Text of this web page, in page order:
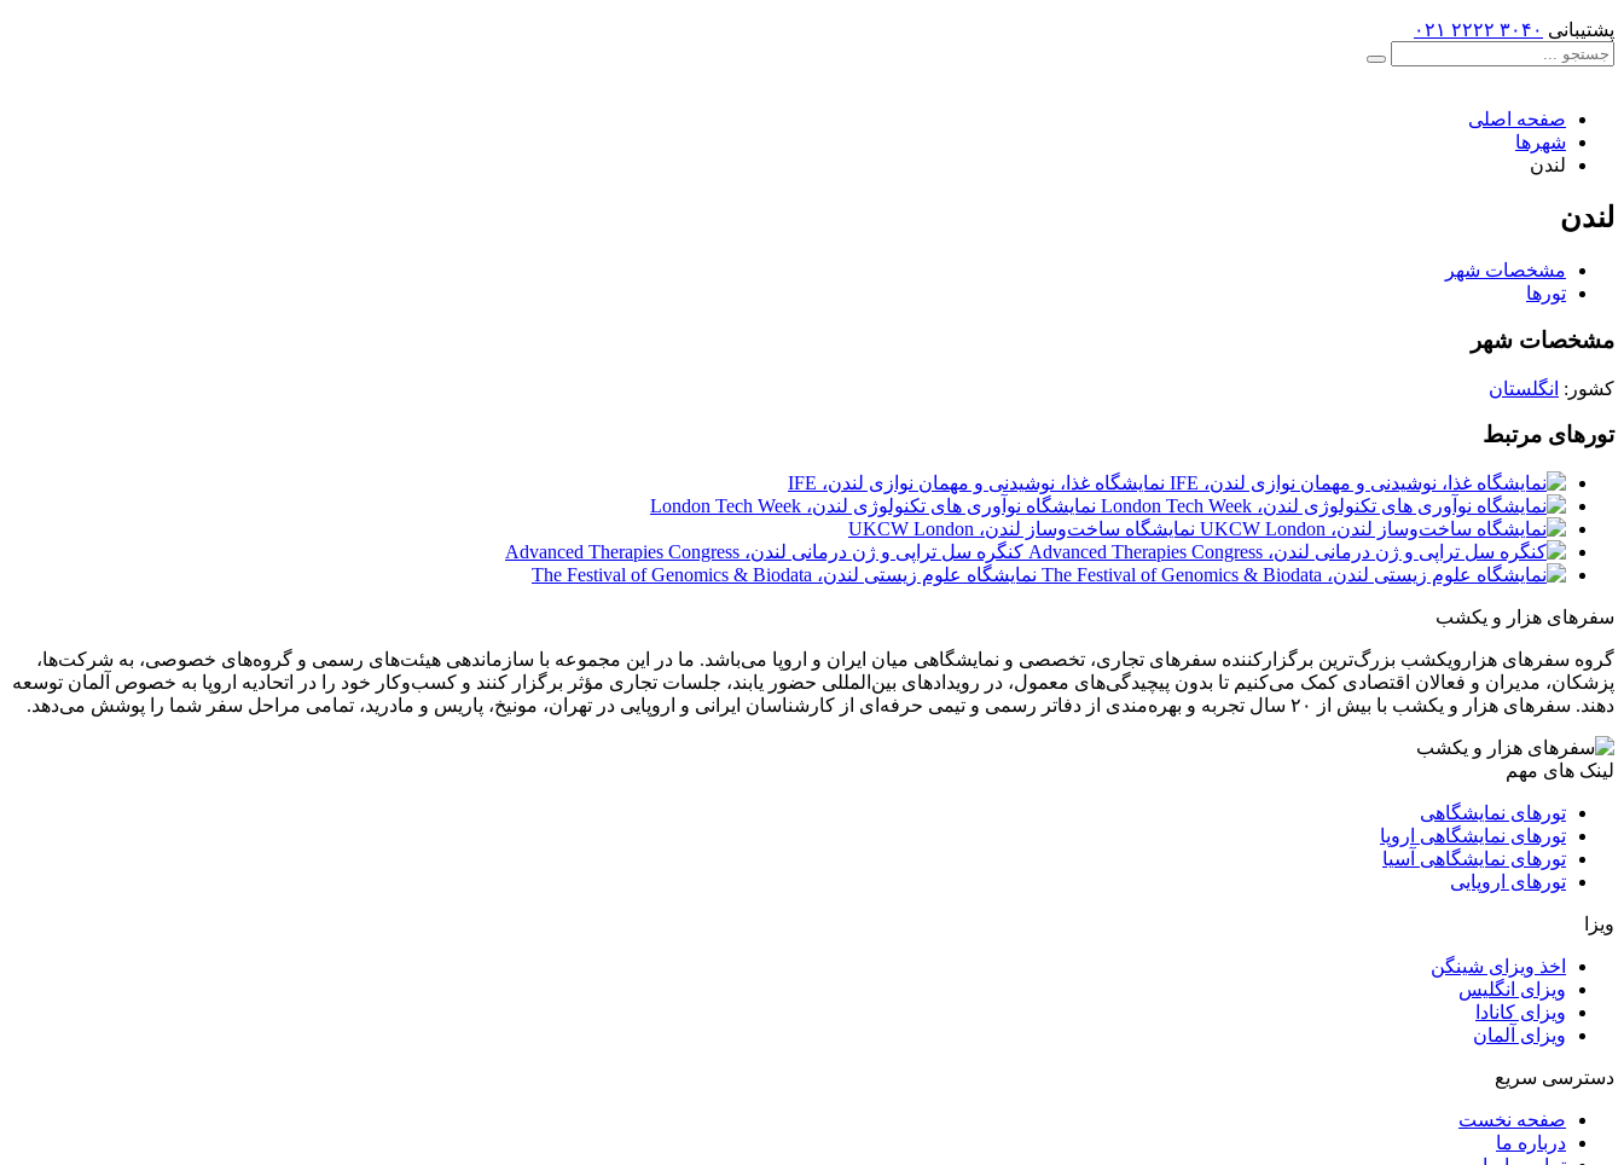
پشتیبانی ۳۰۴۰ ۲۲۲۲ ۰۲۱
صفحه اصلی
شهرها
لندن
لندن
مشخصات شهر
تورها
مشخصات شهر
کشور: انگلستان
تورهای مرتبط
نمایشگاه غذا، نوشیدنی و مهمان نوازی لندن، IFE
نمایشگاه نوآوری های تکنولوژی لندن، London Tech Week
نمایشگاه ساخت‌وساز لندن، UKCW London
کنگره سل تراپی و ژن درمانی لندن، Advanced Therapies Congress
نمایشگاه علوم زیستی لندن، The Festival of Genomics & Biodata
سفرهای هزار و یکشب
گروه سفرهای هزارویکشب بزرگ‌ترین برگزارکننده سفرهای تجاری، تخصصی و نمایشگاهی میان ایران و اروپا می‌باشد. ما در این مجموعه با سازماندهی هیئت‌های رسمی و گروه‌های خصوصی، به شرکت‌ها،
پزشکان، مدیران و فعالان اقتصادی کمک می‌کنیم تا بدون پیچیدگی‌های معمول، در رویدادهای بین‌المللی حضور یابند، جلسات تجاری مؤثر برگزار کنند و کسب‌وکار خود را در اتحادیه اروپا به خصوص آلمان توسعه
دهند. سفر‌های هزار و یکشب با بیش از ۲۰ سال تجربه و بهره‌مندی از دفاتر رسمی و تیمی حرفه‌ای از کارشناسان ایرانی و اروپایی در تهران، مونیخ، پاریس و مادرید، تمامی مراحل سفر شما را پوشش می‌دهد.
لینک های مهم
تورهای نمایشگاهی
تورهای نمایشگاهی اروپا
تورهای نمایشگاهی آسیا
تورهای اروپایی
ویزا
اخذ ویزای شینگن
ویزای انگلیس
ویزای کانادا
ویزای آلمان
دسترسی سریع
صفحه نخست
درباره ما